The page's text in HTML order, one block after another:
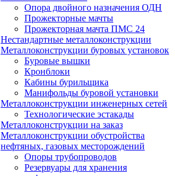
Опора двойного назначения ОДН
Прожекторные мачты
Прожекторная мачта ПМС 24
Нестандартные металлоконструкции
Металлоконструкции буровых установок
Буровые вышки
Кронблоки
Кабины бурильщика
Манифольды буровой установки
Металлоконструкции инженерных сетей
Технологические эстакады
Металлоконструкции на заказ
Металлоконструкции обустройства
нефтяных, газовых месторождений
Опоры трубопроводов
Резервуары для хранения